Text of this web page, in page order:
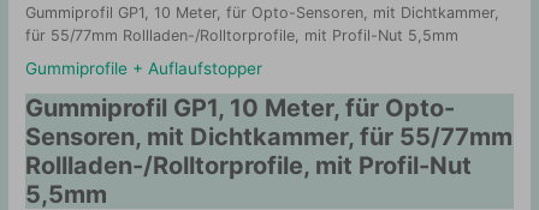
Gummiprofil GP1, 10 Meter, für Opto-Sensoren, mit Dichtkammer,
für 55/77mm Rollladen-/Rolltorprofile, mit Profil-Nut 5,5mm
Gummiprofile + Auflaufstopper
Gummiprofil GP1, 10 Meter, für Opto-
Sensoren, mit Dichtkammer, für 55/77mm
Rollladen-/Rolltorprofile, mit Profil-Nut
5,5mm